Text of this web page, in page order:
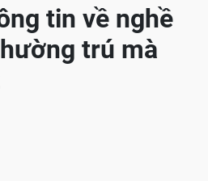
tin về nghề
trú mà